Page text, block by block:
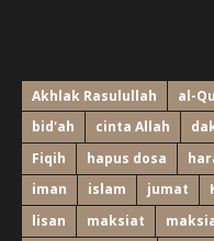
Akhlak Rasulullah al-
bid'ah
cinta Allah
Fiqih
hapus dosa
iman
islam jumat
lisan
maksiat